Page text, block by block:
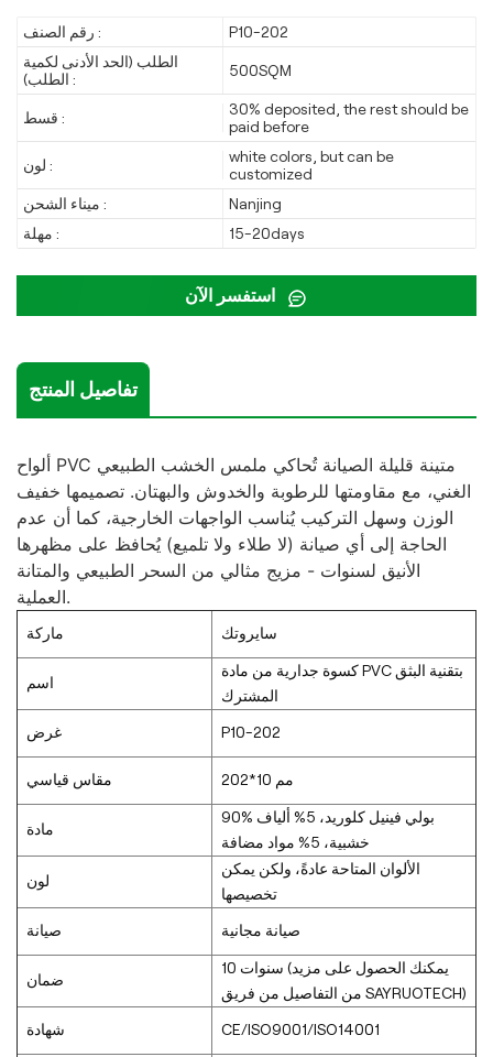
رقم الصنف :
P10-202
الطلب (الحد الأدنى لكمية
الطلب) :
500SQM
قسط :
30% deposited, the rest should be
paid before
لون :
white colors, but can be
customized
ميناء الشحن :
Nanjing
مهلة :
15-20days
تفاصيل المنتج
ألواح PVC متينة قليلة الصيانة تُحاكي ملمس الخشب الطبيعي
الغني، مع مقاومتها للرطوبة والخدوش والبهتان. تصميمها خفيف
الوزن وسهل التركيب يُناسب الواجهات الخارجية، كما أن عدم
الحاجة إلى أي صيانة (لا طلاء ولا تلميع) يُحافظ على مظهرها
الأنيق لسنوات - مزيج مثالي من السحر الطبيعي والمتانة
العملية.
ماركة سايروتك
اسم
كسوة جدارية من مادة PVC بتقنية البثق
المشترك
غرض P10-202
مقاس قياسي 202*10 مم
مادة
90% بولي فينيل كلوريد، 5% ألياف
خشبية، 5% مواد مضافة
لون
الألوان المتاحة عادةً، ولكن يمكن
تخصيصها
صيانة صيانة مجانية
ضمان
10 سنوات (يمكنك الحصول على مزيد
من التفاصيل من فريق SAYRUOTECH)
شهادة CE/ISO9001/ISO14001